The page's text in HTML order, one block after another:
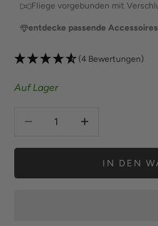
Fliege vorgebunden mit
entdecke passende Accessoires
(4 Bewertungen)
Auf Lager
Anzahl verringernAnzahl erhöhen
IN DEN